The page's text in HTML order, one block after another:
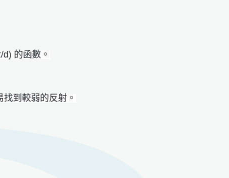
的函數。
到較弱的反射。